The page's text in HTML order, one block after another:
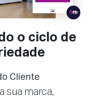
o ciclo de
Cliente
sua marca,